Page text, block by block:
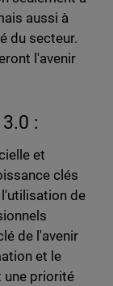
aussi à
du secteur.
l'avenir
:
et
clés
l'utilisation de
de l'avenir
et le
une priorité